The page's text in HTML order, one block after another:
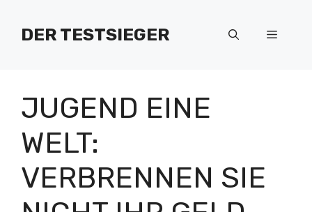
Inhalt
springenDER TESTSIEGER Menü
JUGEND EINE
WELT:
VERBRENNEN SIE